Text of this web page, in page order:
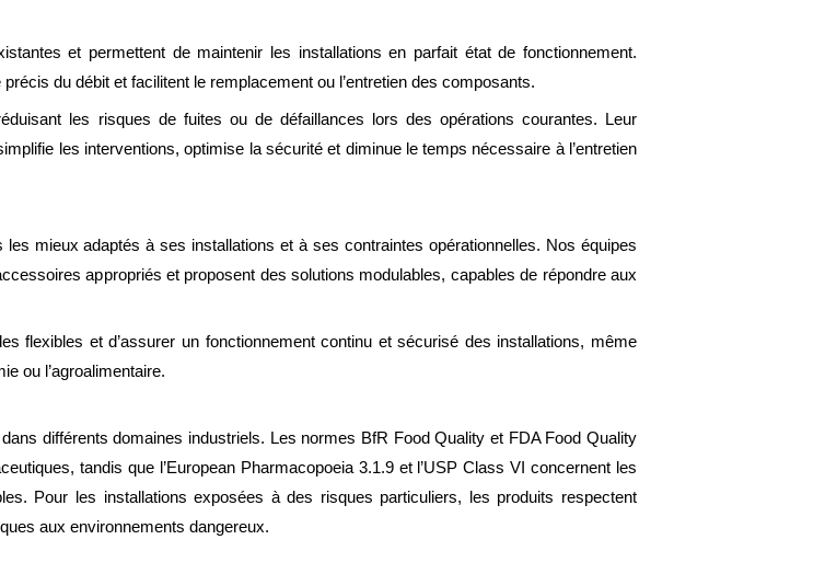
et permettent de maintenir les installations en parfait état de fonctionnement.
du débit et facilitent le remplacement ou l’entretien des composants.
les risques de fuites ou de défaillances lors des opérations courantes. Leur
les interventions, optimise la sécurité et diminue le temps nécessaire à l’entretien
mieux adaptés à ses installations et à ses contraintes opérationnelles. Nos équipes
appropriés et proposent des solutions modulables, capables de répondre aux
flexibles et d’assurer un fonctionnement continu et sécurisé des installations, même
ou l’agroalimentaire.
différents domaines industriels. Les normes BfR Food Quality et FDA Food Quality
tandis que l’European Pharmacopoeia 3.1.9 et l’USP Class VI concernent les
Pour les installations exposées à des risques particuliers, les produits respectent
aux environnements dangereux.